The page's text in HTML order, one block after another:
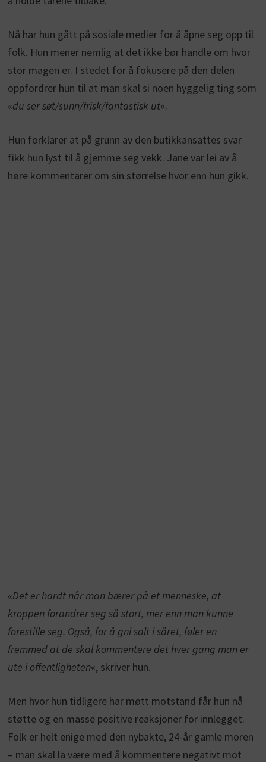
Nå har hun gått på sosiale medier for å åpne seg opp til
folk. Hun mener nemlig at det ikke bør handle om hvor
stor magen er. I stedet for å fokusere på den delen
oppfordrer hun til at man skal si noen hyggelig ting som
«du ser søt/sunn/frisk/fantastisk ut«.
Hun forklarer at på grunn av den butikkansattes svar
fikk hun lyst til å gjemme seg vekk. Jane var lei av å
høre kommentarer om sin størrelse hvor enn hun gikk.
«Det er hardt når man bærer på et menneske, at
kroppen forandrer seg så stort, mer enn man kunne
forestille seg. Også, for å gni salt i såret, føler en
fremmed at de skal kommentere det hver gang man er
ute i offentligheten«, skriver hun.
Men hvor hun tidligere har møtt motstand får hun nå
støtte og en masse positive reaksjoner for innlegget.
Folk er helt enige med den nybakte, 24-år gamle moren
– man skal la være med å kommentere negativt mot